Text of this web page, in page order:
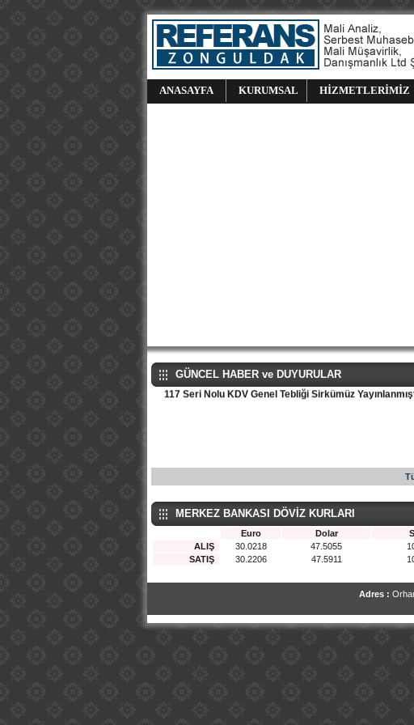
ANASAYFA KURUMSAL HİZMETLERİMİZ
GÜNCEL HABER ve DUYURULAR
117 Seri Nolu KDV Genel Tebliği Sirkümüz
MERKEZ BANKASI DÖVİZ KURLARI
Euro Dolar
ALIŞ
30.0218 47.5055
SATIŞ
30.2206 47.5911
Adres :